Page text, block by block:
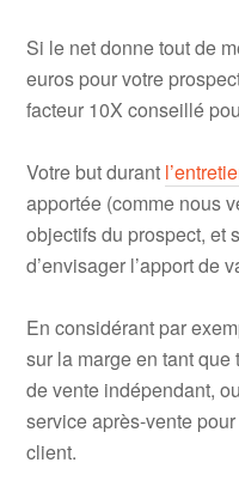
Si le net donne tout de
euros pour votre
facteur 10X conseillé
Votre but durant
apportée (comme nous
objectifs du prospect, et
d’envisager l’apport de
En considérant par
sur la marge en tant
de vente indépendant,
service après-vente
client.